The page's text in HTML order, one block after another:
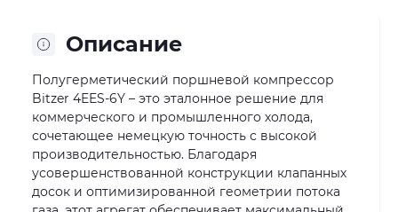
Описание
Полугерметический поршневой компрессор
Bitzer 4EES-6Y – это эталонное решение для
коммерческого и промышленного холода,
сочетающее немецкую точность с высокой
производительностью. Благодаря
усовершенствованной конструкции клапанных
досок и оптимизированной геометрии потока